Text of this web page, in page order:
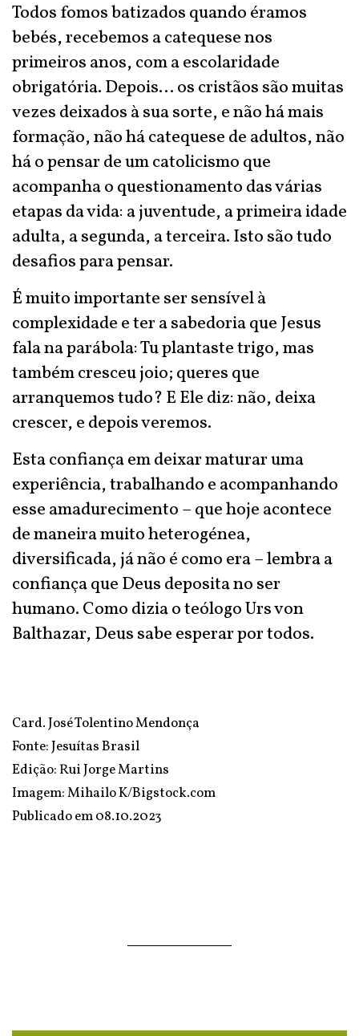
Todos fomos batizados quando éramos
bebés, recebemos a catequese nos
primeiros anos, com a escolaridade
obrigatória. Depois… os cristãos são muitas
vezes deixados à sua sorte, e não há mais
formação, não há catequese de adultos, não
há o pensar de um catolicismo que
acompanha o questionamento das várias
etapas da vida: a juventude, a primeira idade
adulta, a segunda, a terceira. Isto são tudo
desafios para pensar.
É muito importante ser sensível à
complexidade e ter a sabedoria que Jesus
fala na parábola: Tu plantaste trigo, mas
também cresceu joio; queres que
arranquemos tudo? E Ele diz: não, deixa
crescer, e depois veremos.
Esta confiança em deixar maturar uma
experiência, trabalhando e acompanhando
esse amadurecimento – que hoje acontece
de maneira muito heterogénea,
diversificada, já não é como era – lembra a
confiança que Deus deposita no ser
humano. Como dizia o teólogo Urs von
Balthazar, Deus sabe esperar por todos.
Card. José Tolentino Mendonça
Fonte:Jesuítas Brasil
Edição: Rui Jorge Martins
Imagem: Mihailo K/Bigstock.com
Publicado em08.10.2023